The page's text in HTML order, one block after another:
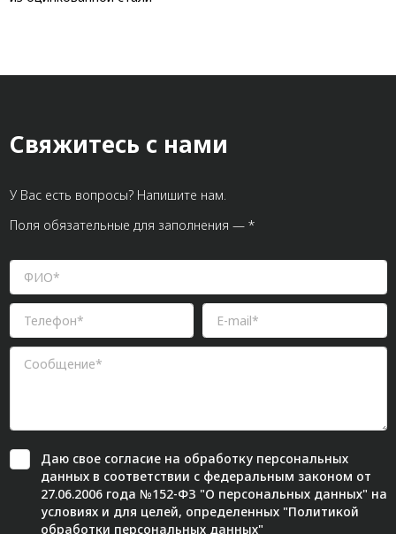
Свяжитесь с нами
У Вас есть вопросы? Напишите нам.
Поля обязательные для заполнения — *
Даю свое согласиена обработку персональных
данных в соответствии с федеральным законом от
27.06.2006 года №152-ФЗ "О персональных данных" на
условиях и для целей, определенных "Политикой
обработки персональных данных"